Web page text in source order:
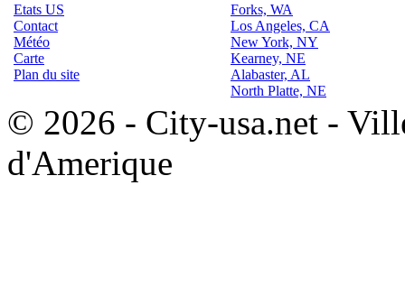
Etats US
Contact
Météo
Carte
Plan du site
Forks, WA
Los Angeles, CA
New York, NY
Kearney, NE
Alabaster, AL
North Platte, NE
© 2026 - City-usa.net -
d'Amerique